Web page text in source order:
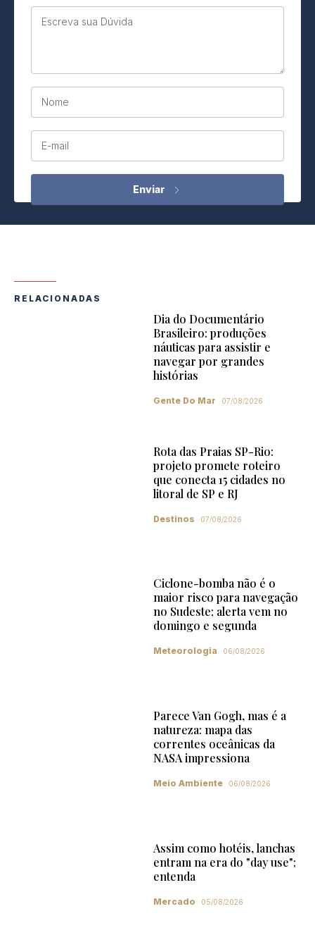
Escreva sua Dúvida
Nome
E-mail
RELACIONADAS
Dia do Documentário
Brasileiro: produções
náuticas para assistir e
navegar por grandes
histórias
Gente Do Mar 07/08/2026
Rota das Praias SP-Rio:
projeto promete roteiro
que conecta 15 cidades no
litoral de SP e RJ
Destinos 07/08/2026
Ciclone-bomba não é o
maior risco para navegação
no Sudeste; alerta vem no
domingo e segunda
Meteorologia 06/08/2026
Parece Van Gogh, mas é a
natureza: mapa das
correntes oceânicas da
NASA impressiona
Meio Ambiente 06/08/2026
Assim como hotéis, lanchas
entram na era do "day use";
entenda
Mercado 05/08/2026